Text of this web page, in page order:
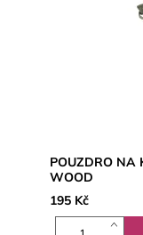
POUZDRO NA
WOOD
195 Kč